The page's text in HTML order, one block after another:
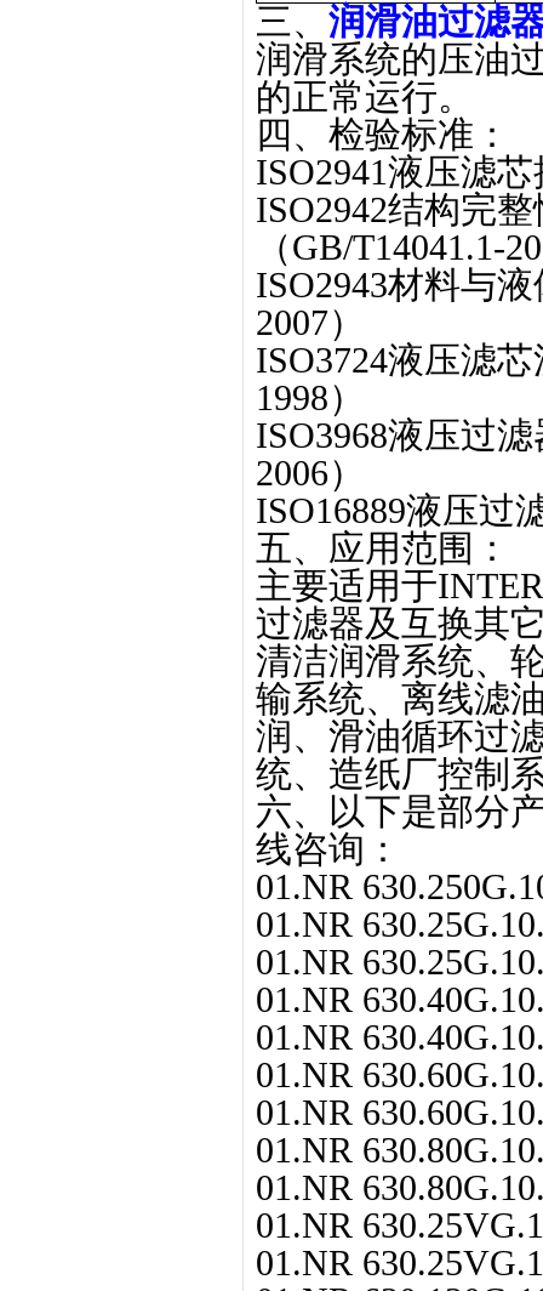
三、 润滑油过滤
润滑系统的压油
的正常运行。
四、检验标准：
ISO2941液压滤
ISO2942结构完
（GB/T14041.1-
ISO2943材料与
2007）
ISO3724液压滤
1998）
ISO3968液压过
2006）
ISO16889液压过
五、应用范围：
主要适用于
过滤器及互换其
清洁润滑系统、
输系统、离线滤
润、滑油循环过
统、造纸厂控制
六、以下是部分
线咨询：
01.NR
01.NR
01.NR
01.NR
01.NR
01.NR
01.NR
01.NR
01.NR
01.NR
01.NR